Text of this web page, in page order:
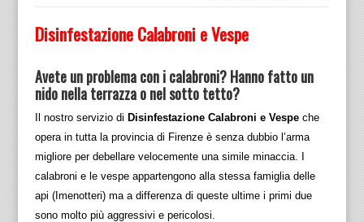
Disinfestazione Calabroni e Vespe
Avete un problema con i calabroni? Hanno fatto un
nido nella terrazza o nel sotto tetto?
Il nostro servizio di Disinfestazione Calabroni e Vespeche
opera in tutta la provincia di Firenze è senza dubbio l’arma
migliore per debellare velocemente una simile minaccia. I
calabroni e le vespe appartengono alla stessa famiglia delle
api (Imenotteri) ma a differenza di queste ultime i primi due
sono molto più aggressivi e pericolosi.